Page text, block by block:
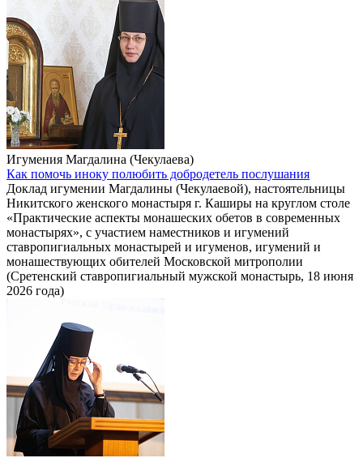
Игумения Магдалина (Чекулаева)
Как помочь иноку полюбить добродетель послушания
Доклад игумении Магдалины (Чекулаевой), настоятельницы
Никитского женского монастыря г. Каширы на круглом столе
«Практические аспекты монашеских обетов в современных
монастырях», с участием наместников и игумений
ставропигиальных монастырей и игуменов, игумений и
монашествующих обителей Московской митрополии
(Сретенский ставропигиальный мужской монастырь, 18 июня
2026 года)